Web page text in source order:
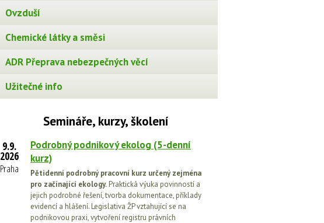
Ovzduší
Chemické látky a směsi
ADR Přeprava nebezpečných věcí
Užitečné info
Semináře, kurzy, školení
9.9.
2026
Praha
Podrobný podnikový ekolog (5-denní
kurz)
Pětidenní podrobný pracovní kurz určený zejména
pro začínající ekology. Praktická výuka povinností a
jejich podrobné řešení, tvorba dokumentace, příklady
evidencí a hlášení. Legislativa ŽP vztahující se na
podnikovou praxi, vytvoření registru právních